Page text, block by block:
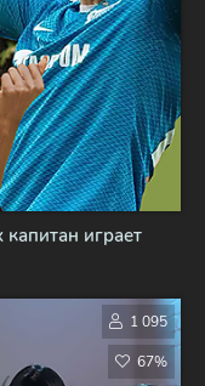
играет
1 095
67%